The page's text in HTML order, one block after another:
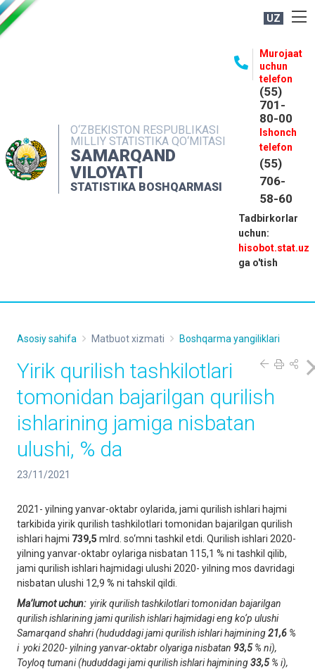
UZ
O‘ZBEKISTON RESPUBLIKASI
MILLIY STATISTIKA QO‘MITASI
SAMARQAND
VILOYATI
STATISTIKA BOSHQARMASI
Murojaat
uchun
telefon
(55)
701-
80-00
Ishonch
telefon
(55)
706-
58-60
Tadbirkorlar
uchun:
hisobot.stat.uz
ga o'tish
MATBUOT XIZMATI
MUROJAATLAR
KONTAKTLAR
Asosiy sahifa Matbuot xizmati Boshqarma yangiliklari
Yirik qurilish tashkilotlari
tomonidan bajarilgan qurilish
ishlarining jamiga nisbatan
ulushi, % da
23/11/2021
2021- yilning yanvar-oktabr oylarida, jami qurilish ishlari hajmi
tarkibida yirik qurilish tashkilotlari tomonidan bajarilgan qurilish
ishlari hajmi 739,5 mlrd. so‘mni tashkil etdi. Qurilish ishlari 2020-
yilning yanvar-oktabr oylariga nisbatan 115,1 % ni tashkil qilib,
jami qurilish ishlari hajmidagi ulushi 2020- yilning mos davridagi
nisbatan ulushi 12,9 % ni tahskil qildi.
Ma’lumot uchun:yirik qurilish tashkilotlari tomonidan bajarilgan
qurilish ishlarining jami qurilish ishlari hajmidagi eng ko‘p ulushi
Samarqand shahri (hududdagi jami qurilish ishlari hajmining21,6 %
i yoki 2020- yilning yanvar-oktabr olyariga nisbatan 93,5% ni),
Toyloq tumani (hududdagi jami qurilish ishlari hajmining33,5% i),